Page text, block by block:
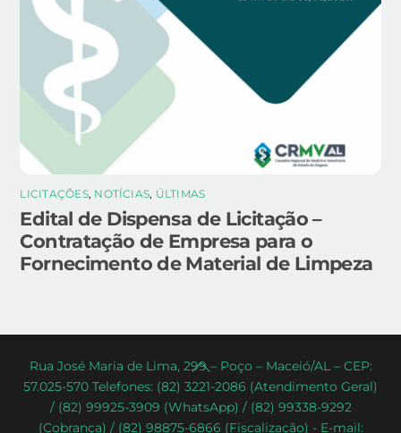
LICITAÇÕES, NOTÍCIAS, ÚLTIMAS
Edital de Dispensa de Licitação –
Contratação de Empresa para o
Fornecimento de Material de Limpeza
Back
To
Top
Rua José Maria de Lima, 299 – Poço – Maceió/AL – CEP:
57.025-570 Telefones: (82) 3221-2086 (Atendimento Geral)
/ (82) 99925-3909 (WhatsApp) / (82) 99338-9292
(Cobrança) / (82) 98875-6866 (Fiscalização) - E-mail: